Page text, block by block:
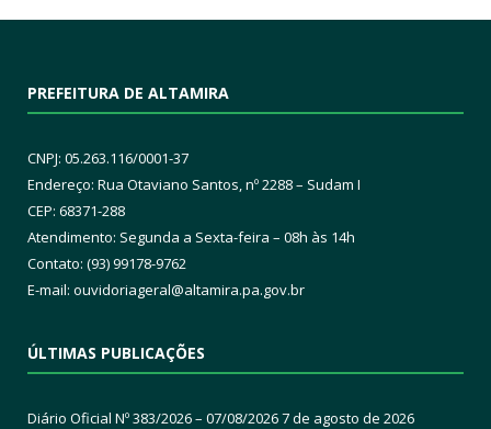
PREFEITURA DE ALTAMIRA
CNPJ: 05.263.116/0001-37
Endereço: Rua Otaviano Santos, nº 2288 – Sudam I
CEP: 68371-288
Atendimento: Segunda a Sexta-feira – 08h às 14h
Contato: (93) 99178-9762
E-mail: ouvidoriageral@altamira.pa.gov.br
ÚLTIMAS PUBLICAÇÕES
Diário Oficial Nº 383/2026 – 07/08/20267 de agosto de 2026